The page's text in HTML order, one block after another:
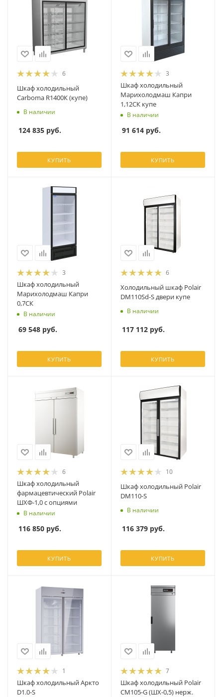
6
Шкаф холодильный
Carboma R1400К (купе)
В наличии
124 835 руб.
КУПИТЬ
3
Шкаф холодильный
Марихолодмаш Капри
1,12СК купе
В наличии
91 614 руб.
КУПИТЬ
3
Шкаф холодильный
Марихолодмаш Капри
0,7СК
В наличии
69 548 руб.
КУПИТЬ
6
Холодильный шкаф Polair
DM110Sd-S двери купе
В наличии
117 112 руб.
КУПИТЬ
6
Шкаф холодильный
фармацевтический Polair
ШХФ-1,0 с опциями
В наличии
116 850 руб.
КУПИТЬ
10
Шкаф холодильный Polair
DM110-S
В наличии
116 379 руб.
КУПИТЬ
1
Шкаф холодильный Аркто
D1.0-S
7
Шкаф холодильный Polair
CM105-G (ШХ-0,5) нерж.